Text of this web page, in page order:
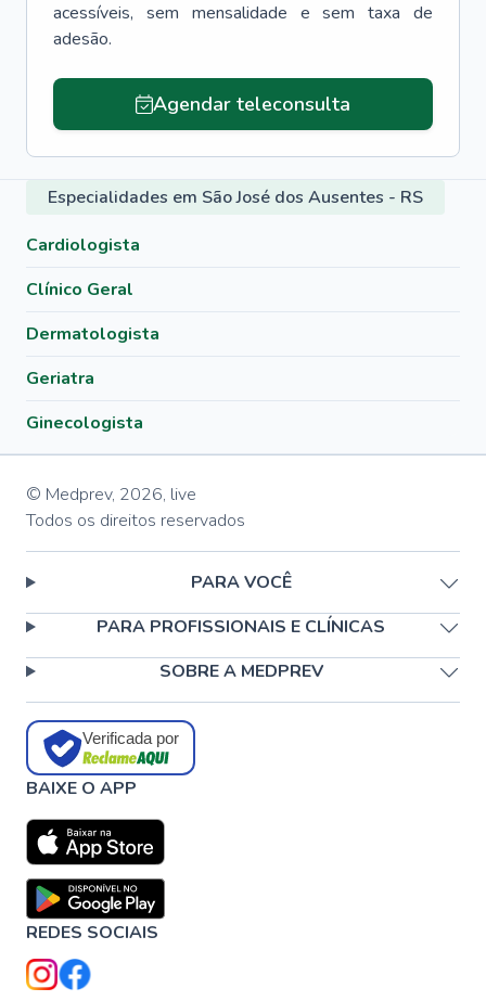
acessíveis, sem mensalidade e sem taxa de
adesão.
Agendar teleconsulta
Especialidades em São José dos Ausentes - RS
Cardiologista
Clínico Geral
Dermatologista
Geriatra
Ginecologista
© Medprev, 2026, live
Todos os direitos reservados
PARA VOCÊ
PARA PROFISSIONAIS E CLÍNICAS
SOBRE A MEDPREV
Verificada por
BAIXE O APP
REDES SOCIAIS